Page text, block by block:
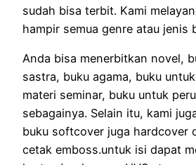
sudah bisa terbit. Kami
hampir semua genre atau jenis
Anda bisa menerbitkan novel,
sastra, buku agama, buku
materi seminar, buku untuk
sebagainya. Selain itu, kami
buku softcover juga hardcover
cetak emboss.untuk isi dapat